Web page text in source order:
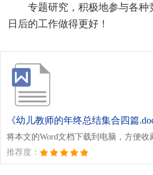
专题研究，积极地参与各
日后的工作做得更好！
《幼儿教师的年终总结集合四篇.doc
将本文的Word文档下载到电脑，方便收
推荐度：